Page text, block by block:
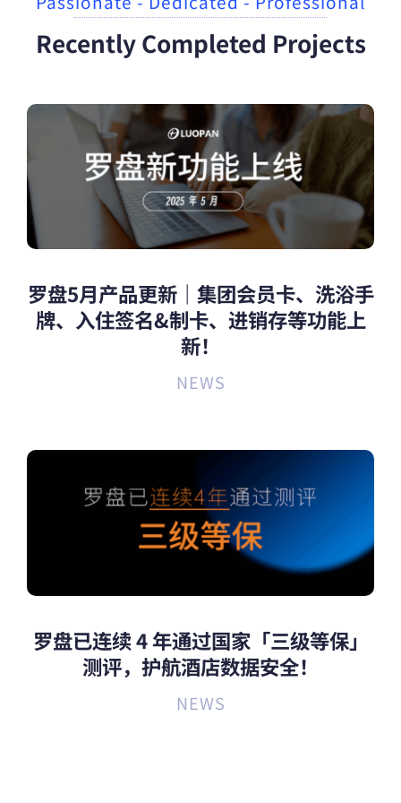
Recently Completed Projects
罗盘5月产品更新｜集团会员卡、洗浴手
牌、入住签名&制卡、进销存等功能上
新！
NEWS
罗盘已连续 4 年通过国家「三级等保」
测评，护航酒店数据安全！
NEWS